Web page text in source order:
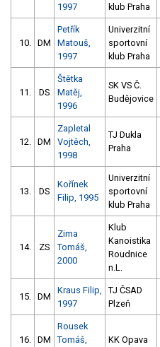
1997
klub Praha
10. DM
Petřík
Matouš,
1997
Univerzitní
sportovní
klub Praha
11. DS
Štětka
Matěj,
1996
SK VS Č.
Budějovice
12. DM
Zapletal
Vojtěch,
1998
TJ Dukla
Praha
13. DS
Kořínek
Filip, 1995
Univerzitní
sportovní
klub Praha
14. ZS
Zima
Tomáš,
2000
Klub
Kanoistika
Roudnice
n.L.
15. DM
Kraus Filip,
1997
TJ ČSAD
Plzeň
16. DM
Rousek
Tomáš,
KK Opava